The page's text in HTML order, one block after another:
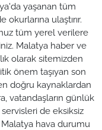
yaşanan tüm
okurlarına ulaştırır.
tüm yerel verilere
Malatya haber ve
olarak sitemizden
önem taşıyan son
doğru kaynaklardan
vatandaşların günlük
servisleri de eksiksiz
hava durumu